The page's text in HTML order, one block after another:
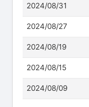
2024/08/31
2024/08/27
2024/08/19
2024/08/15
2024/08/09